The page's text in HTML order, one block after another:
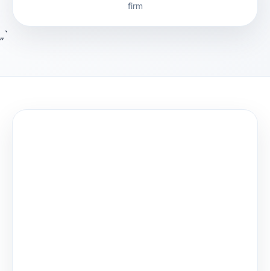
firm
„`